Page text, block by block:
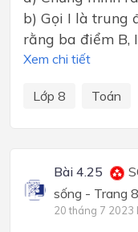
b) Gọi I là trung
rằng ba điểm B,
Xem chi tiết
Lớp 8 Toán
Bài 4.25
sống - Trang
20 tháng 7 2023